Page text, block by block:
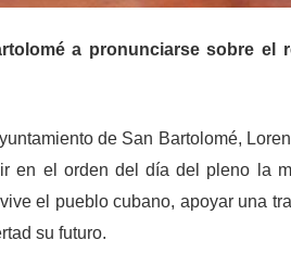
a pronunciarse sobre
de San Bartolomé,
en el orden del día del pleno la
el pueblo cubano, apoyar una
su futuro.